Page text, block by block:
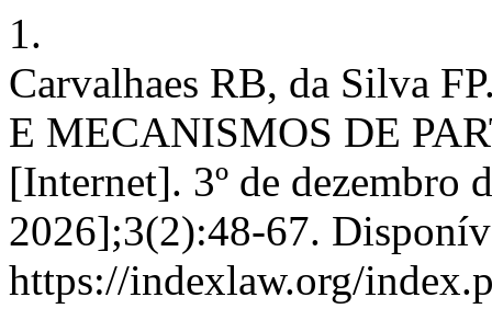
1.
Carvalhaes RB, da Silva
E MECANISMOS DE
[Internet]. 3º de dezembro
2026];3(2):48-67.
https://indexlaw.org/